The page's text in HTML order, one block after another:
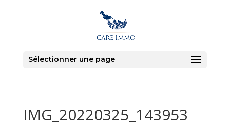
Sélectionner une page
IMG_20220325_143953